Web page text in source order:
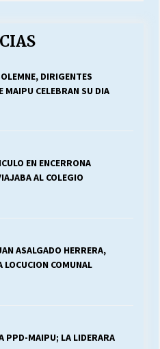
DIRIGENTES
MAIPU CELEBRAN SU DIA
EN ENCERRONA
AL COLEGIO
ASALGADO HERRERA,
LOCUCION COMUNAL
PPD-MAIPU; LA LIDERARA